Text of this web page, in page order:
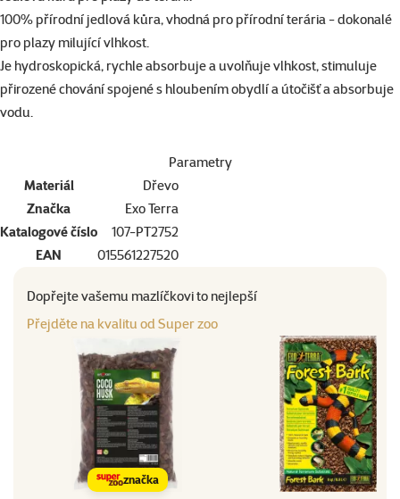
100% přírodní jedlová kůra, vhodná pro přírodní terária - dokonalé
pro plazy milující vlhkost.
Je hydroskopická, rychle absorbuje a uvolňuje vlhkost, stimuluje
přirozené chování spojené s hloubením obydlí a útočišť a absorbuje
vodu.
Parametry
Materiál
Dřevo
Značka
Exo Terra
Katalogové číslo
107-PT2752
EAN
015561227520
Dopřejte vašemu mazlíčkovi to nejlepší
Přejděte na kvalitu od Super zoo
značka